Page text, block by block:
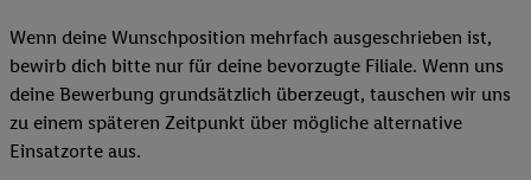
Wenn deine Wunschposition mehrfach ausgeschrieben ist,
bewirb dich bitte nur für deine bevorzugte Filiale. Wenn uns
deine Bewerbung grundsätzlich überzeugt, tauschen wir uns
zu einem späteren Zeitpunkt über mögliche alternative
Einsatzorte aus.